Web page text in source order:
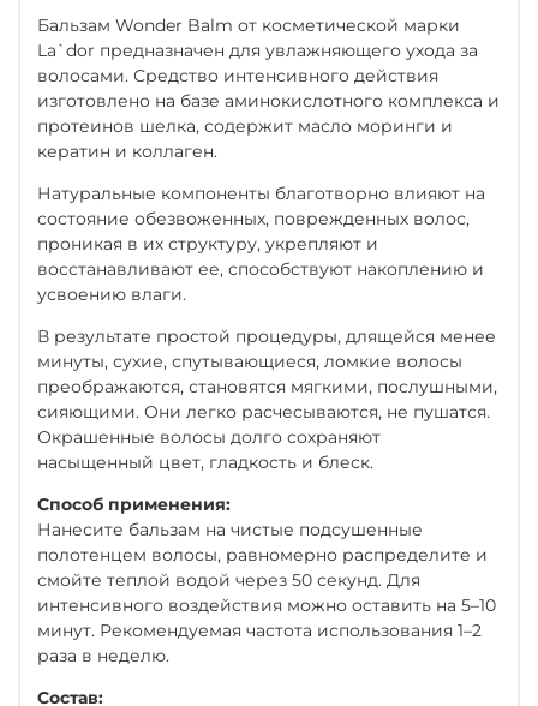
Бальзам Wonder Balm от косметической марки
La`dor предназначен для увлажняющего ухода за
волосами. Средство интенсивного действия
изготовлено на базе аминокислотного комплекса и
протеинов шелка, содержит масло моринги и
кератин и коллаген.
Натуральные компоненты благотворно влияют на
состояние обезвоженных, поврежденных волос,
проникая в их структуру, укрепляют и
восстанавливают ее, способствуют накоплению и
усвоению влаги.
В результате простой процедуры, длящейся менее
минуты, сухие, спутывающиеся, ломкие волосы
преображаются, становятся мягкими, послушными,
сияющими. Они легко расчесываются, не пушатся.
Окрашенные волосы долго сохраняют
насыщенный цвет, гладкость и блеск.
Способ применения:
Нанесите бальзам на чистые подсушенные
полотенцем волосы, равномерно распределите и
смойте теплой водой через 50 секунд. Для
интенсивного воздействия можно оставить на 5–10
минут. Рекомендуемая частота использования 1–2
раза в неделю.
Состав: